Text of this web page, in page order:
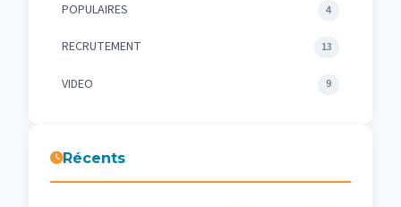
POPULAIRES 4
RECRUTEMENT 13
VIDEO 9
Récents